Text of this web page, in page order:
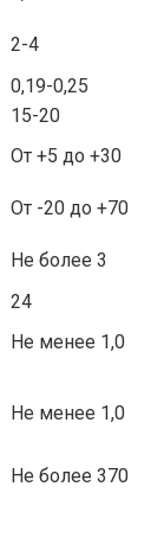
2-4
0,19-0,25
15-20
От +5 до +30
От -20 до +70
Не более 3
24
Не менее 1,0
Не менее 1,0
Не более 370